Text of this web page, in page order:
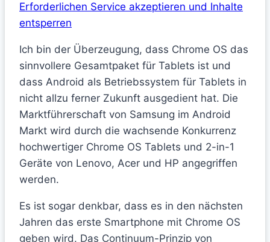
Erforderlichen Service akzeptieren und Inhalte
entsperren
Ich bin der Überzeugung, dass Chrome OS das
sinnvollere Gesamtpaket für Tablets ist und
dass Android als Betriebssystem für Tablets in
nicht allzu ferner Zukunft ausgedient hat. Die
Marktführerschaft von Samsung im Android
Markt wird durch die wachsende Konkurrenz
hochwertiger Chrome OS Tablets und 2-in-1
Geräte von Lenovo, Acer und HP angegriffen
werden.
Es ist sogar denkbar, dass es in den nächsten
Jahren das erste Smartphone mit Chrome OS
geben wird. Das Continuum-Prinzip von